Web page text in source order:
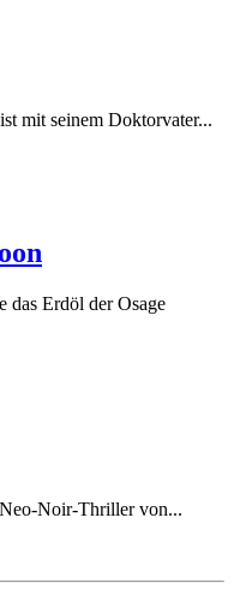
mit seinem Doktorvater...
das Erdöl der Osage
Noir-Thriller von...